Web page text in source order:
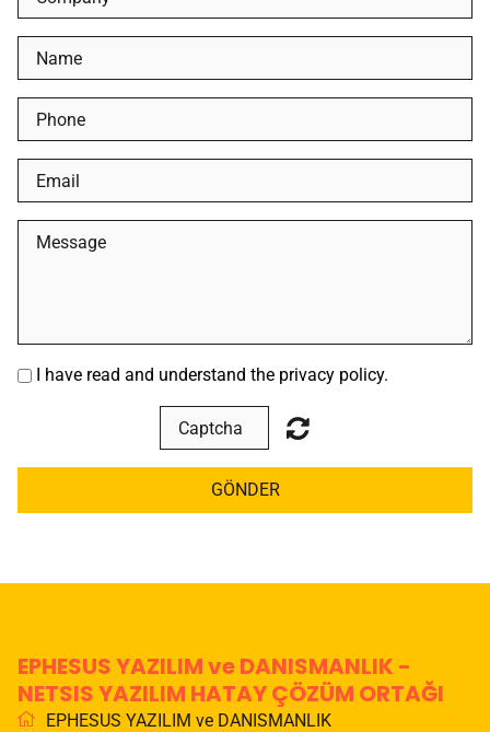
I have read and understand the privacy policy.
GÖNDER
EPHESUS YAZILIM ve DANISMANLIK -
NETSIS YAZILIM HATAY ÇÖZÜM ORTAĞI
EPHESUS YAZILIM ve DANISMANLIK